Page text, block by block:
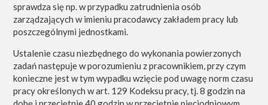
sprawdza się np. w przypadku zatrudnienia osób
zarządzających w imieniu pracodawcy zakładem pracy lub
poszczególnymi jednostkami.
Ustalenie czasu niezbędnego do wykonania powierzonych
zadań następuje w porozumieniu z pracownikiem, przy czym
konieczne jest w tym wypadku wzięcie pod uwagę norm czasu
pracy określonych w art. 129 Kodeksu pracy, tj. 8 godzin na